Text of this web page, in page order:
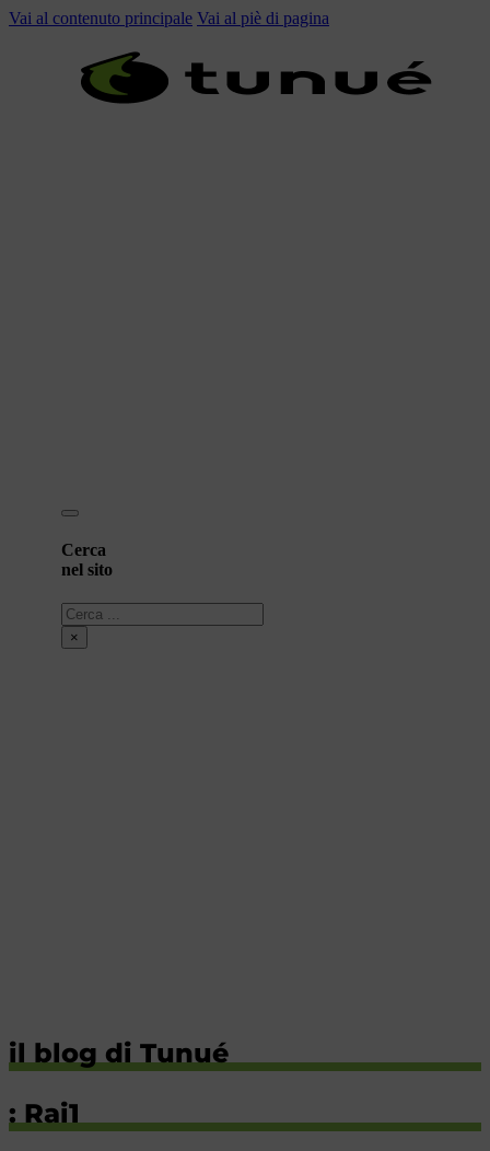
Vai al contenuto principale Vai al piè di pagina
Cerca
nel sito
Cerca
×
il blog di Tunué
: Rai1